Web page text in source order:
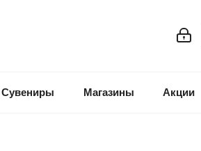
Сувениры Магазины Акции